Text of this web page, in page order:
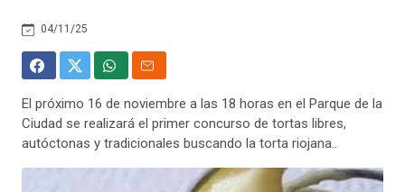
04/11/25
El próximo 16 de noviembre a las 18 horas en el Parque de la
Ciudad se realizará el primer concurso de tortas libres,
autóctonas y tradicionales buscando la torta riojana..